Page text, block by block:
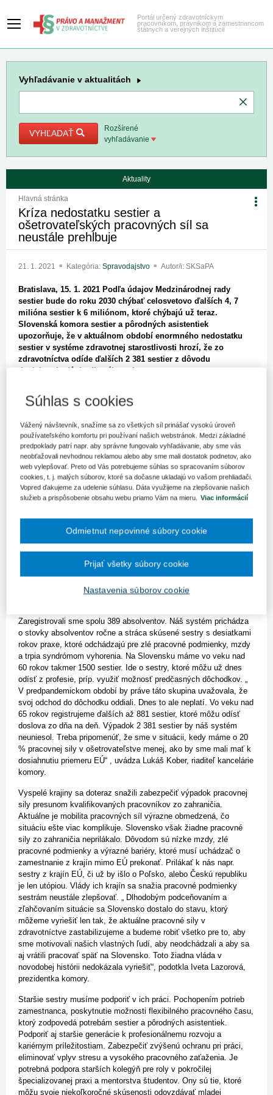
Portál určený zdravotníckym
pracovníkom, právnikom a zamestnancom
štátnych a verejných inštitúcií
Vyhľadávanie v aktualitách
VYHĽADAŤ
Rozšírené
vyhľadávanie
Aktuality
Hlavná stránka
Kríza nedostatku sestier a
ošetrovateľských pracovných síl sa
neustále prehlbuje
21. 1. 2021 Kategória: Spravodajstvo Autor/i: SKSaPA
Bratislava, 15. 1. 2021 Podľa údajov Medzinárodnej rady
sestier bude do roku 2030 chýbať celosvetovo ďalších 4, 7
milióna sestier k 6 miliónom, ktoré chýbajú už teraz.
Slovenská komora sestier a pôrodných asistentiek
upozorňuje, že v aktuálnom období enormného nedostatku
sestier v systéme zdravotnej starostlivosti hrozí, že zo
zdravotníctva odíde ďalších 2 381 sestier z dôvodu
dosiahnutia dôchodkového veku.
sa konečne musíme seriózne zaoberať. Vychádzajúc zo správy o
organizácie, kde sa podrobne uvádzajú kroky potrebné na udržanie
starších sestier v zamestnaní a správy Medzinárodného centra pre
migráciu sestier (ICNM), Medzinárodnej rady sestier (ICN) a
CGFNS International, Inc. poskytuje desaťbodový plán podpory
starších sestier v ich práci.
Potrebujeme udržať staršie sestry v systéme zdravotnej
tento stav iba prehlbuje, nakoľko súvisiace riziká, akými sú
nakazenie sa pri výkone povolania, či enormné preťaženie a
údajov z registra sestier a pôrodných asistentiek sme za
december zrušili 138 registrácii, 91 sestier požiadalo o
pozastavenie registrácie z dôvodu nevykonávania povolania. Za to
isté obdobie sme zaregistrovali 29 nových sestier a dve pôrodné
Zaregistrovali sme spolu 389 absolventov. Náš systém prichádza
o stovky absolventov ročne a stráca skúsené sestry s desiatkami
rokov praxe, ktoré odchádzajú pre zlé pracovné podmienky, mzdy
a trpia syndrómom vyhorenia. Na Slovensku máme vo veku nad
60 rokov takmer 1500 sestier. Ide o sestry, ktoré môžu už dnes
odísť z profesie, príp. využiť možnosť predčasných dôchodkov. „
V predpandemickom období by práve táto skupina uvažovala, že
svoj odchod do dôchodku oddiali. Dnes to ale neplatí. Vo veku nad
65 rokov registrujeme ďalších až 881 sestier, ktoré môžu odísť
doslova zo dňa na deň. Výpadok 2 381 sestier by náš systém
neuniesol. Treba pripomenúť, že sme v situácii, kedy máme o 20
% pracovnej sily v ošetrovateľstve menej, ako by sme mali mať k
dosiahnutiu priemeru EÚ“ , uvádza Lukáš Kober, riaditeľ kancelárie
komory.
Vyspelé krajiny sa doteraz snažili zabezpečiť výpadok pracovnej
sily presunom kvalifikovaných pracovníkov zo zahraničia.
Aktuálne je mobilita pracovných síl výrazne obmedzená, čo
situáciu ešte viac komplikuje. Slovensko však žiadne pracovné
sily zo zahraničia neprilákalo. Dôvodom sú nízke mzdy, zlé
pracovné podmienky a výrazné bariéry, ktoré musí uchádzač o
zamestnanie z krajín mimo EÚ prekonať. Prilákať k nás napr.
sestry z krajín EÚ, či už by išlo o Poľsko, alebo Českú republiku
je len utópiou. Vlády ich krajín sa snažia pracovné podmienky
sestrám neustále zlepšovať. „ Dlhodobým podceňovaním a
zľahčovaním situácie sa Slovensko dostalo do stavu, ktorý
môžeme vyriešiť len tak, že aktuálne pracovné sily v
zdravotníctve zastabilizujeme a budeme robiť všetko pre to, aby
sme motivovali našich vlastných ľudí, aby neodchádzali a aby sa
aj vrátili pracovať späť na Slovensko. Toto žiadna vláda v
novodobej histórii nedokázala vyriešiť“, podotkla Iveta Lazorová,
prezidentka komory.
Staršie sestry musíme podporiť v ich práci. Pochopením potrieb
zamestnanca, poskytnutie možnosti flexibilného pracovného času,
ktorý zodpovedá potrebám sestier a pôrodných asistentiek.
Podporiť aj staršie generácie k profesionálnemu rozvoju a
kariérnym príležitostiam. Zabezpečiť zvýšenú ochranu pri práci,
eliminovať vplyv stresu a vysokého pracovného zaťaženia. Je
potrebná podpora starších kolegýň pre roly v pokročilej
špecializovanej praxi a mentorstva študentov. Ony sú tie, ktoré
môžu svoje niekoľkoročné skúsenosti odovzdávať mladej
Súhlas s cookies
Vážený návštevník, snažíme sa zo všetkých síl prinášať vysokú úroveň
používateľského komfortu pri používaní našich webstránok. Medzi základné
predpoklady patrí napr. aby správne fungovalo vyhľadávanie, aby sme vás
neobťažovali nevhodnou reklamou alebo aby sme mali dostatok podnetov, ako
web vylepšovať. Preto od Vás potrebujeme súhlas so spracovaním súborov
cookies, t. j. malých súborov, ktoré sa dočasne ukladajú vo vašom prehliadači.
Vopred ďakujeme za udelenie súhlasu. Dáta využijeme na zlepšovanie našich
služieb a prispôsobenie obsahu webu priamo Vám na mieru. Viac informácií
Nastavenia súborov cookie
Odmietnut nepovinné súbory cookie
Prijať všetky súbory cookie